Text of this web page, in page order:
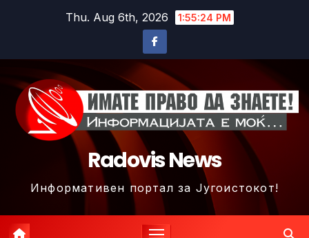
Thu. Aug 6th, 2026 1:55:27 PM
Radovis News
Информативен портал за Југоистокот!